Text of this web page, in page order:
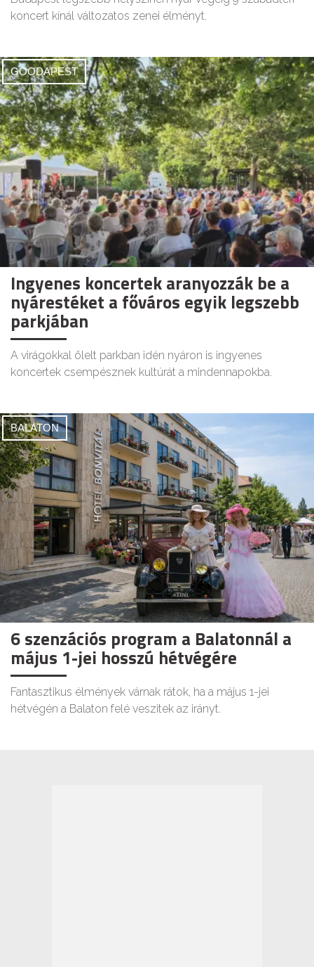
koncert kínál változatos zenei élményt.
GOODAPEST
Ingyenes koncertek aranyozzák be a
nyárestéket a főváros egyik legszebb
parkjában
A virágokkal ölelt parkban idén nyáron is ingyenes
koncertek csempésznek kultúrát a mindennapokba.
BALATON
6 szenzációs program a Balatonnál a
május 1-jei hosszú hétvégére
Fantasztikus élmények várnak rátok, ha a május 1-jei
hétvégén a Balaton felé veszitek az irányt.